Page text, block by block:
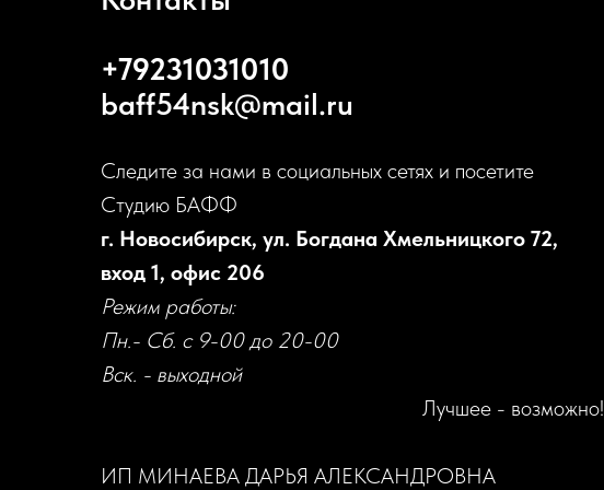
+79231031010
baff54nsk@mail.ru
Следите за нами в социальных сетях и посетите
Студию БАФФ
г. Новосибирск, ул. Богдана Хмельницкого 72,
вход 1, офис 206
Режим работы:
Пн.- Сб. с 9-00 до 20-00
Вск. - выходной
Лучшее - возможно!
ИП МИНАЕВА ДАРЬЯ АЛЕКСАНДРОВНА